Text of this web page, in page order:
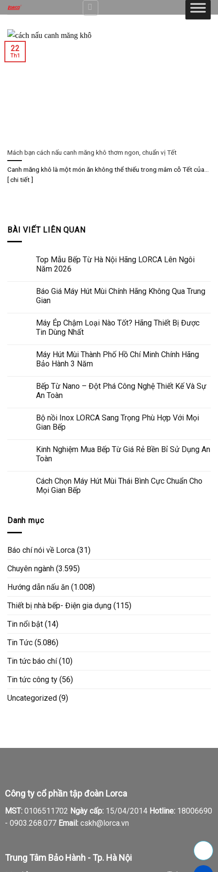
Skip
to
content
Mách bạn cách nấu canh măng khô thơm ngon, chuẩn vị Tết
Canh măng khô là một món ăn không thể thiếu trong mâm cỗ Tết của...
[ chi tiết ]
22
Th1
BÀI VIẾT LIÊN QUAN
Top Mẫu Bếp Từ Hà Nội Hãng LORCA Lên Ngôi
Năm 2026
Báo Giá Máy Hút Mùi Chính Hãng Không Qua Trung
Gian
Máy Ép Chậm Loại Nào Tốt? Hãng Thiết Bị Được
Tin Dùng Nhất
Máy Hút Mùi Thành Phố Hồ Chí Minh Chính Hãng
Bảo Hành 3 Năm
Bếp Từ Nano – Đột Phá Công Nghệ Thiết Kế Và Sự
An Toàn
Bộ nồi Inox LORCA Sang Trọng Phù Hợp Với Mọi
Gian Bếp
Kinh Nghiệm Mua Bếp Từ Giá Rẻ Bền Bỉ Sử Dụng An
Toàn
Cách Chọn Máy Hút Mùi Thái Bình Cực Chuẩn Cho
Mọi Gian Bếp
Danh mục
Báo chí nói về Lorca (31)
Chuyên ngành (3.595)
Hướng dẫn nấu ăn (1.008)
Thiết bị nhà bếp- Điện gia dụng (115)
Tin nổi bật (14)
Tin Tức (5.086)
Tin tức báo chí(10)
Tin tức công ty (56)
Uncategorized (9)
Công ty cổ phần tập đoàn Lorca
MST:0106511702 Ngày cấp:15/04/2014 Hotline:18006690
- 0903.268.077 Email:cskh@lorca.vn
Trung Tâm Bảo Hành - Tp. Hà Nội